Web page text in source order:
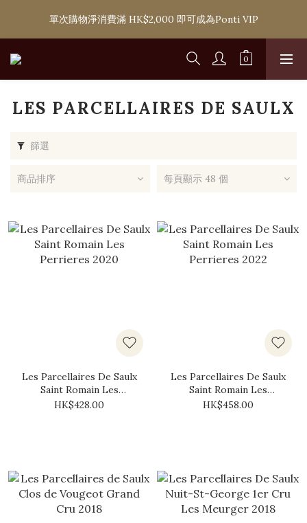
購滿 HK$1,800 即可享香港本地免費送貨服務，或選擇於6間分店
免費自取
單次購物淨消費滿 HK$2,000 即可成為Ponti VIP
購滿 HK$1,800 即可享香港本地免費送貨服務，或選擇於6間分店
LES PARCELLAIRES DE SAULX
篩選
商品排序 每頁顯示 48 個
Les Parcellaires De Saulx
Saint Romain Les
Perrieres 2020
HK$428.00
Les Parcellaires De Saulx
Saint Romain Les
Perrieres 2022
HK$458.00